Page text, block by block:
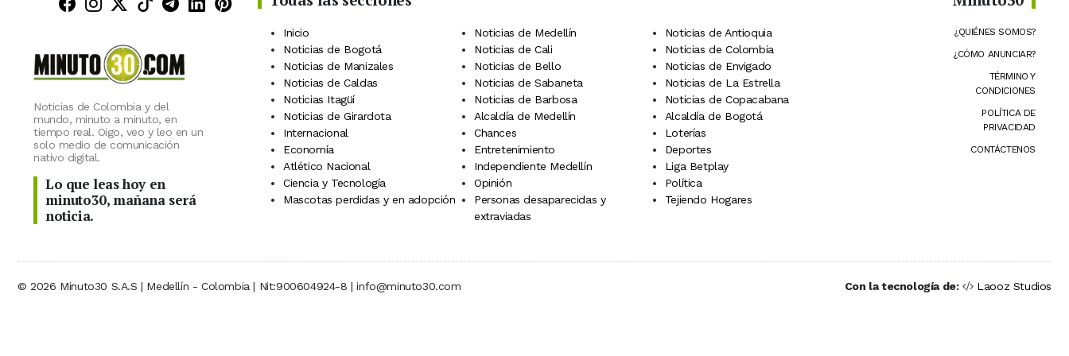
Noticias de Colombia y del
mundo, minuto a minuto, en
tiempo real. Oigo, veo y leo en un
solo medio de comunicación
nativo digital.
Lo que leas hoy en
minuto30, mañana será
noticia.
Inicio Noticias de Medellín
Noticias de Antioquia
Noticias de Bogotá
Noticias de Cali
Noticias de Colombia
Noticias de Manizales
Noticias de Bello
Noticias de Envigado
Noticias de Caldas
Noticias de Sabaneta
Noticias de La Estrella
Noticias Itagüí
Noticias de Barbosa
Noticias de Copacabana
Noticias de Girardota
Alcaldía de Medellín
Alcaldía de Bogotá
Internacional
Chances
Loterías
Economía
Entretenimiento
Deportes
Atlético Nacional
Independiente Medellín
Liga Betplay
Ciencia y Tecnología
Opinión
Política
Mascotas perdidas y en adopción
Personas desaparecidas y
extraviadas
Tejiendo Hogares
¿QUIÉNES SOMOS?
¿CÓMO ANUNCIAR?
TÉRMINO Y
CONDICIONES
POLÍTICA DE
PRIVACIDAD
CONTÁCTENOS
© 2026 Minuto30 S.A.S | Medellín - Colombia | Nit:900604924-8 | info@minuto30.com Con la tecnología de: Laooz Studios